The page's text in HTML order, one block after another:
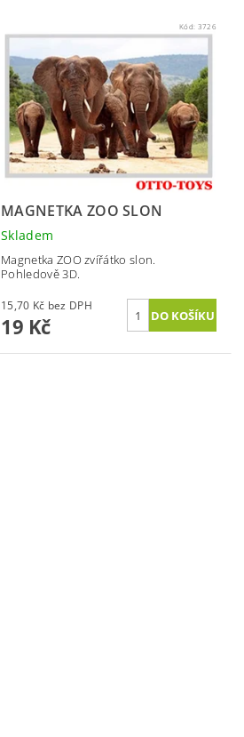
Kód: 3726
MAGNETKA ZOO SLON
Skladem
Magnetka ZOO zvířátko slon.
Pohledově 3D.
15,70 Kč bez DPH
19 Kč